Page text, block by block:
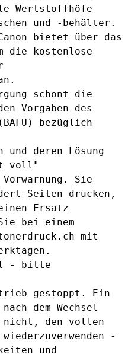
Wertstoffhöfe
und -behälter.
bietet über das
die kostenlose
schont die
Vorgaben des
bezüglich
und deren Lösung
voll"
Sie
Seiten drucken,
Ersatz
bei einem
mit
- bitte
gestoppt. Ein
dem Wechsel
nicht, den vollen
-
und